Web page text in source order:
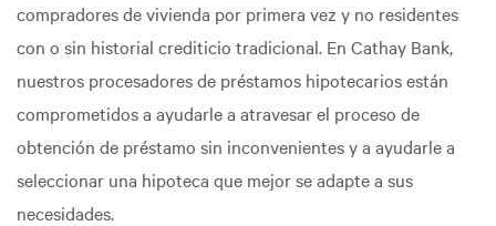
compradores de vivienda por primera vez y no residentes
con o sin historial crediticio tradicional. En Cathay Bank,
nuestros procesadores de préstamos hipotecarios están
comprometidos a ayudarle a atravesar el proceso de
obtención de préstamo sin inconvenientes y a ayudarle a
seleccionar una hipoteca que mejor se adapte a sus
necesidades.